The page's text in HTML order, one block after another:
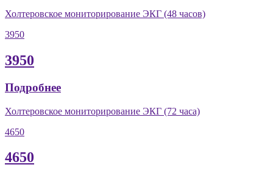
Холтеровское мониторирование ЭКГ (48 часов)
3950
3950
Подробнее
Холтеровское мониторирование ЭКГ (72 часа)
4650
4650